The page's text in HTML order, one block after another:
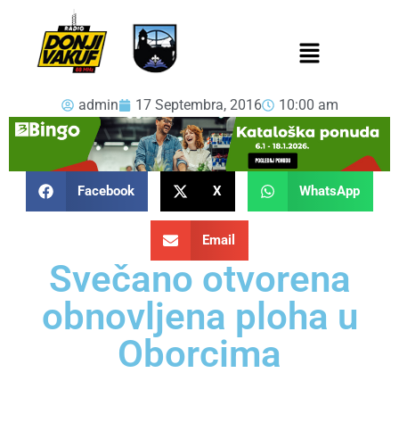
admin 17 Septembra, 2016 10:00 am
Facebook X WhatsApp
Email
Svečano otvorena
obnovljena ploha u
Oborcima